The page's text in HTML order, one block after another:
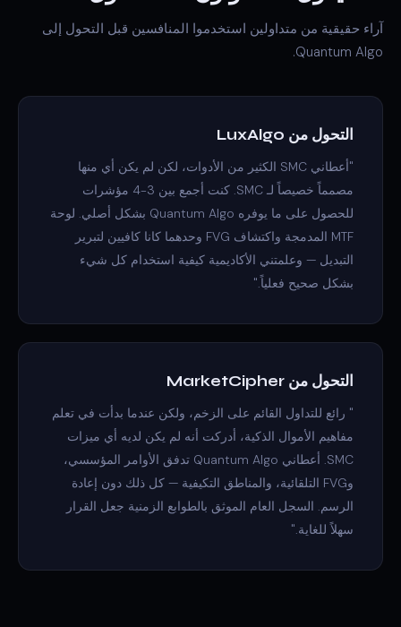
آراء حقيقية من متداولين استخدموا المنافسين قبل التحول إلى
Quantum Algo.
التحول من LuxAlgo
"أعطاني SMC الكثير من الأدوات، لكن لم يكن أي منها
مصمماً خصيصاً لـ SMC. كنت أجمع بين 3-4 مؤشرات
للحصول على ما يوفره Quantum Algo بشكل أصلي. لوحة
MTF المدمجة واكتشاف FVG وحدهما كانا كافيين لتبرير
التبديل — وعلمتني الأكاديمية كيفية استخدام كل شيء
بشكل صحيح فعلياً."
التحول من MarketCipher
" رائع للتداول القائم على الزخم، ولكن عندما بدأت في تعلم
مفاهيم الأموال الذكية، أدركت أنه لم يكن لديه أي ميزات
SMC. أعطاني Quantum Algo تدفق الأوامر المؤسسي،
وFVG التلقائية، والمناطق التكيفية — كل ذلك دون إعادة
الرسم. السجل العام الموثق بالطوابع الزمنية جعل القرار
سهلاً للغاية."